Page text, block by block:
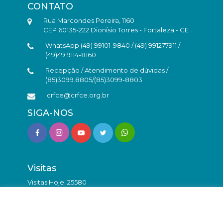
CONTATO
Rua Marcondes Pereira, 1160
CEP 60135-222 Dionísio Torres - Fortaleza - CE
WhatsApp (49) 99101-9840 / (49) 991277911 /
(49)49 9114-8160
Recepção / Atendimento de dúvidas /
(85)3099.8805/(85)3099-8803
crfce@crfce.org.br
SIGA-NOS
Visitas
Visitas Hoje: 25580